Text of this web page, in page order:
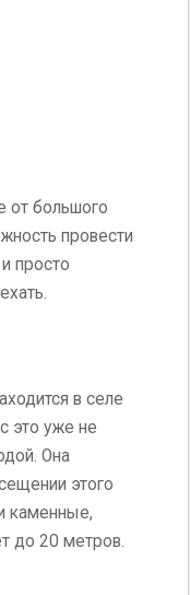
от большого
провести
просто
в селе
это уже не
Она
этого
каменные,
до 20 метров.